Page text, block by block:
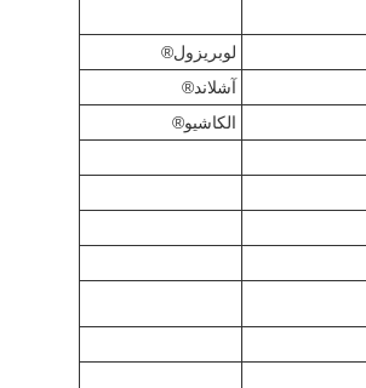
لوبريزول®
آشلاند®
الكاشيو®